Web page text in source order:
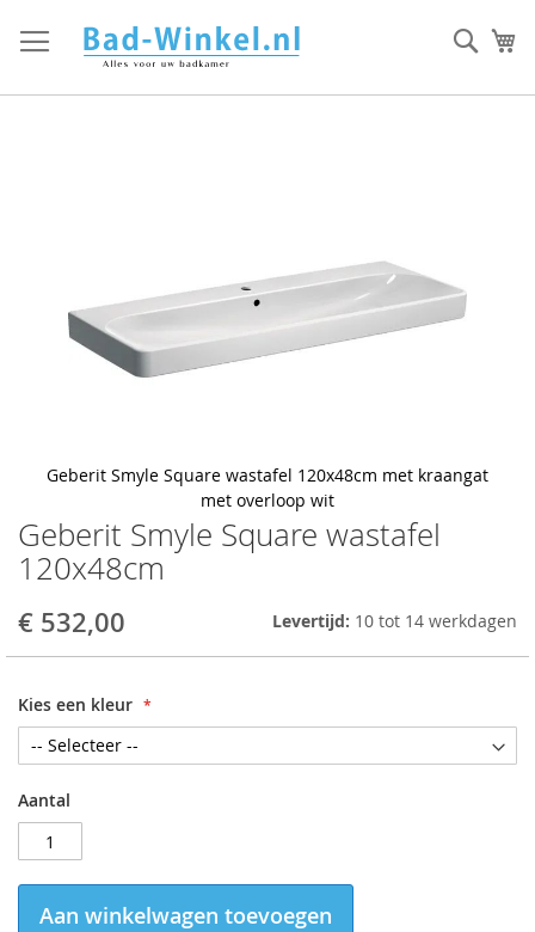
direct
door
Geberit Smyle Square wastafel
120x48cm
€ 532,00 Levertijd: 10 tot 14 werkdagen
Kies een kleur
Aantal
Aan winkelwagen toevoegen
Geberit Smyle Square wastafel 120x48cm met kraangat
met overloop wit
Skip
to
the
of
gallery